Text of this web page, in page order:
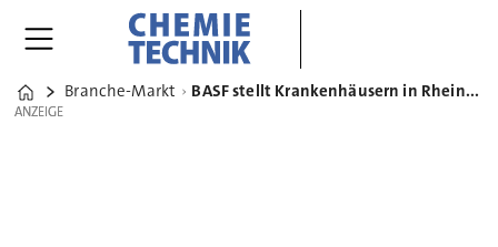
Home
Branche-Markt BASF stellt Krankenhäusern in Rhein-Neckar-Region Desinfektionsmittel zur Verfügung
ANZEIGE
ANZEIGE